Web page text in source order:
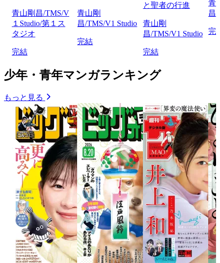
青山剛昌/TMS/V
１Studio/第１ス
タジオ
完結
青山剛
昌/TMS/V1 Studio
完結
と聖者の行進
青山剛
昌/TMS/V1 Studio
完結
青
昌
完
少年・青年マンガランキング
もっと見る